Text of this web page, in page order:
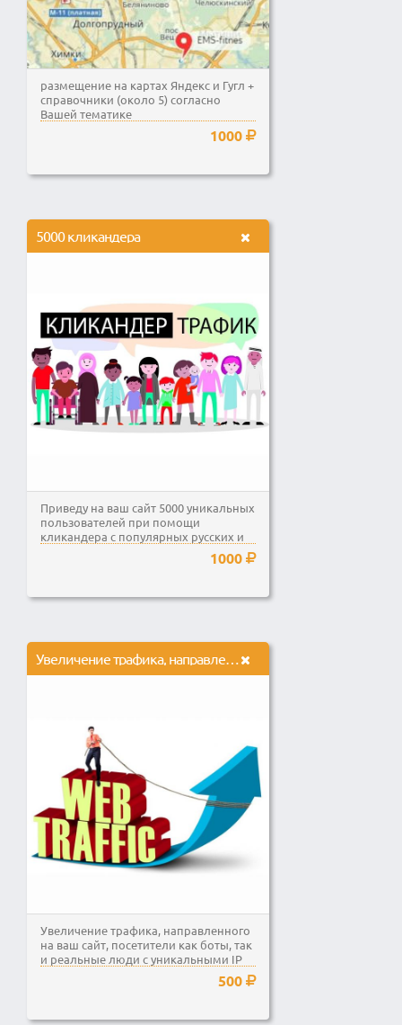
размещение на картах Яндекс и Гугл +
справочники (около 5) согласно
Вашей тематике
1000
5000 кликандера
Приведу на ваш сайт 5000 уникальных
пользователей при помощи
кликандера с популярных русских и
1000
Увеличение трафика, направленного на ваш сайт
Увеличение трафика, направленного
на ваш сайт, посетители как боты, так
и реальные люди с уникальными IP
500